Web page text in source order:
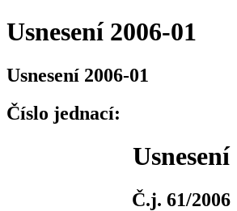
Usnesení 2006-01
Usnesení 2006-01
Číslo jednací:
Usnesení
Č.j. 61/2006